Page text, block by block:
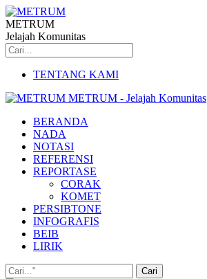
METRUM
Jelajah Komunitas
TENTANG KAMI
METRUM - Jelajah Komunitas
BERANDA
NADA
NOTASI
REFERENSI
REPORTASE
CORAK
KOMET
PERSIBTONE
INFOGRAFIS
BEIB
LIRIK